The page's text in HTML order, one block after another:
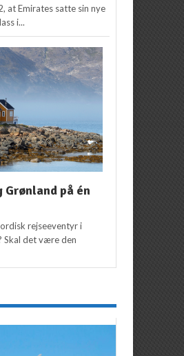
at Emirates satte sin nye
i...
Grønland på én
rejseeventyr i
Skal det være den